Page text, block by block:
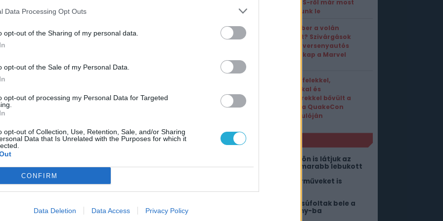
Data Processing Opt Outs
opt-out of the Sharing of my personal data.
opt-out of the Sale of my Personal Data.
opt-out of processing my Personal Data for Targeted
opt-out of Collection, Use, Retention, Sale, and/or Sharing
Data that Is Unrelated with the Purposes for which it
CONFIRM
Data Deletion Data Access Privacy Policy
11.
S, PS5) – szeptember 12.
X/S, PS5, PS4, Nintendo Switch) – szeptember
Switch) – szeptember 17.
18.
X/S, PS5) – szeptember 19.
Tree (PC, PS5, Xbox Series X/S, Nintendo
– szeptember 19.
23.
25.
– szeptember 25.
Series X/S, PS5, Nintendo Switch, Switch 2)
& the White Guardian (PC, PS5, PS4,
Wear OS-ről már most
mondjunk le
Vasember a volán
mögött? Szivárgások
szerint versenyautós
módot kap a Marvel
Új ellenfelekkel,
pályákkal és
fegyverekkel bővült a
Quake a QuakeCon
évfordulóján
AJÁNLÓ
A Google Pixel Watch 5-ön is látjuk az
időt, hogy mennyivel hamarabb lebukott
Autós versenyzést és járműveket is
Több mint 150 bolygót zsúfoltak bele a
Star Wars: Zero Company-ba